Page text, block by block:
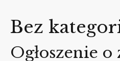
Bez
Ogłoszenie o